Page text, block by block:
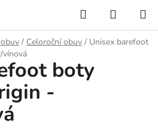
Hledat
KOŠÍK
/ Celoroční obuv / Unisex barefoot
vínová
boty
-